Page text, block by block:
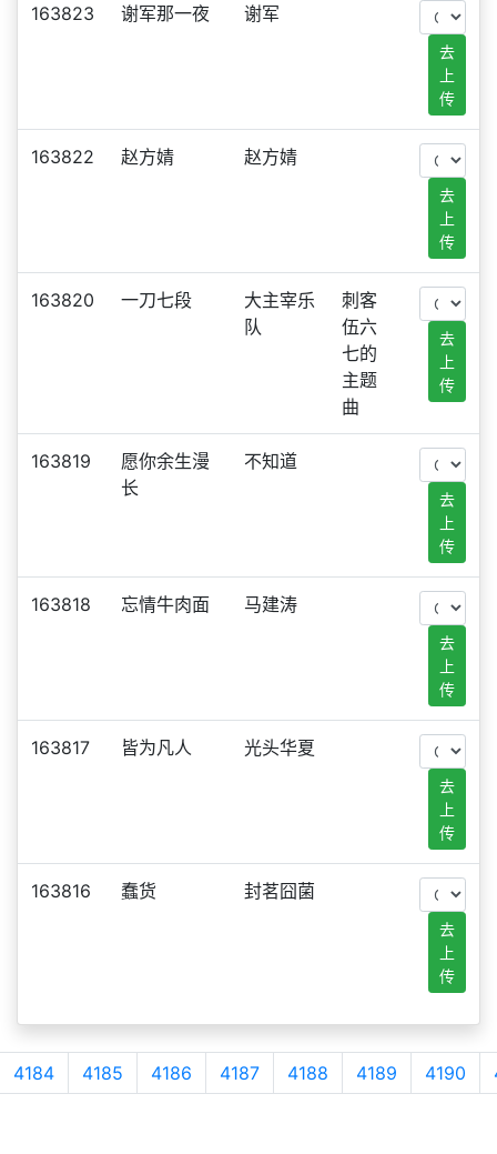
163823 谢军那一夜 谢军
去
上
传
163822 赵方婧 赵方婧
去
上
传
163820 一刀七段
大主宰乐
队
刺客
伍六
七的
主题
曲
去
上
传
163819
愿你余生漫
长
不知道
去
上
传
163818 忘情牛肉面 马建涛
去
上
传
163817 皆为凡人 光头华夏
去
上
传
163816 蠢货 封茗囧菌
去
上
传
4184 4185 4186 4187 4188 4189 4190